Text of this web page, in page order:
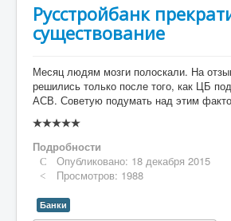
Русстройбанк
существование
Месяц людям мозги полоскали. На
решились только после того, как ЦБ
АСВ. Советую подумать над этим
Рейтинг:
Подробности
Опубликовано: 18 декабря 2015
Просмотров: 1988
Банки